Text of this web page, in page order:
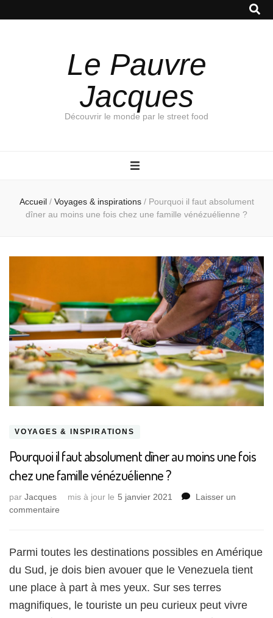
Le Pauvre
Jacques
Découvrir le monde par le street food
Accueil / Voyages & inspirations / Pourquoi il faut absolument
dîner au moins une fois chez une famille vénézuélienne ?
VOYAGES & INSPIRATIONS
Pourquoi il faut absolument dîner au moins une fois
chez une famille vénézuélienne ?
par Jacques mis à jour le 5 janvier 2021
Laisser un
commentaire
dîner
au
une
Parmi toutes les destinations possibles en Amérique
du Sud, je dois bien avouer que le Venezuela tient
une place à part à mes yeux. Sur ses terres
magnifiques, le touriste un peu curieux peut vivre